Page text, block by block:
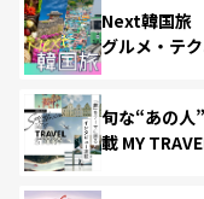
Next韓国旅
グルメ・テ
旬な“あの人
載 MY